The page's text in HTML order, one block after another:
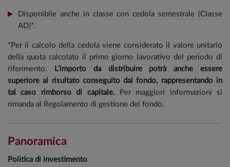
Disponibile anche in classe con cedola semestrale (Classe
AD)*.
*Per il calcolo della cedola viene considerato il valore unitario
della quota calcolato il primo giorno lavorativo del periodo di
riferimento.
L’importo da distribuire potrà anche essere
superiore al risultato conseguito dal fondo, rappresentando in
tal caso rimborso di capitale.Per maggiori informazioni si
rimanda al Regolamento di gestione del fondo.
Panoramica
Politica di investimento